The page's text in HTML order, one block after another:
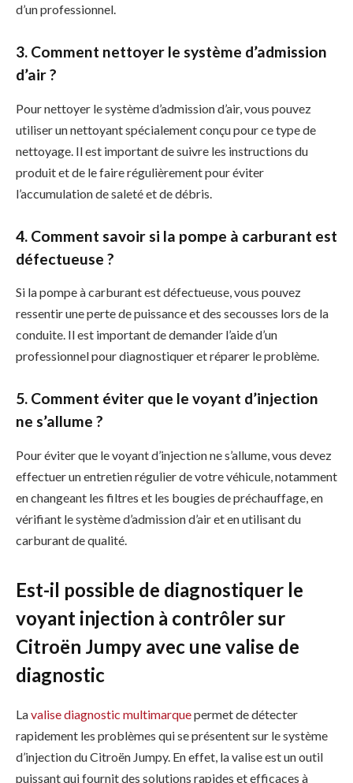
d’un professionnel.
3. Comment nettoyer le système d’admission
d’air ?
Pour nettoyer le système d’admission d’air, vous pouvez
utiliser un nettoyant spécialement conçu pour ce type de
nettoyage. Il est important de suivre les instructions du
produit et de le faire régulièrement pour éviter
l’accumulation de saleté et de débris.
4. Comment savoir si la pompe à carburant est
défectueuse ?
Si la pompe à carburant est défectueuse, vous pouvez
ressentir une perte de puissance et des secousses lors de la
conduite. Il est important de demander l’aide d’un
professionnel pour diagnostiquer et réparer le problème.
5. Comment éviter que le voyant d’injection
ne s’allume ?
Pour éviter que le voyant d’injection ne s’allume, vous devez
effectuer un entretien régulier de votre véhicule, notamment
en changeant les filtres et les bougies de préchauffage, en
vérifiant le système d’admission d’air et en utilisant du
carburant de qualité.
Est-il possible de diagnostiquer le
voyant injection à contrôler sur
Citroën Jumpy avec une valise de
diagnostic
Lavalise diagnostic multimarquepermet de détecter
rapidement les problèmes qui se présentent sur le système
d’injection du Citroën Jumpy. En effet, la valise est un outil
puissant qui fournit des solutions rapides et efficaces à